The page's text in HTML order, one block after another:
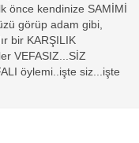
önce kendinize SAMİMİ
görüp adam gibi,
bir KARŞILIK
VEFASIZ...SİZ
öylemi..işte siz...işte